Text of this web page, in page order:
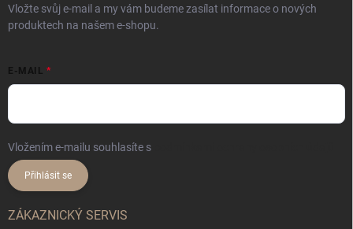
Vložte svůj e-mail a my vám budeme zasílat informace o nových
produktech na našem e-shopu.
E-MAIL
Vložením e-mailu souhlasíte s
Přihlásit se
ZÁKAZNICKÝ SERVIS